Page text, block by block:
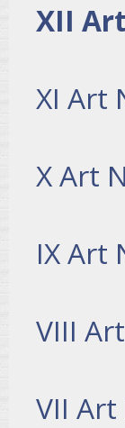
XII
XI Art
X Art
IX Art
VIII
VII